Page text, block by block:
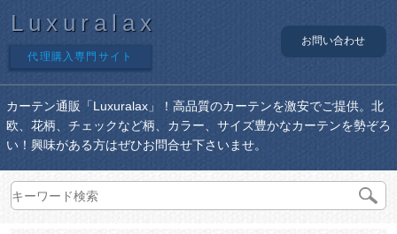
Luxuralax
代理購入専門サイト
お問い合わせ
カーテン通販「Luxuralax」！高品質のカーテンを激安でご提供。北
欧、花柄、チェックなど柄、カラー、サイズ豊かなカーテンを勢ぞろ
い！興味がある方はぜひお問合せ下さいませ。